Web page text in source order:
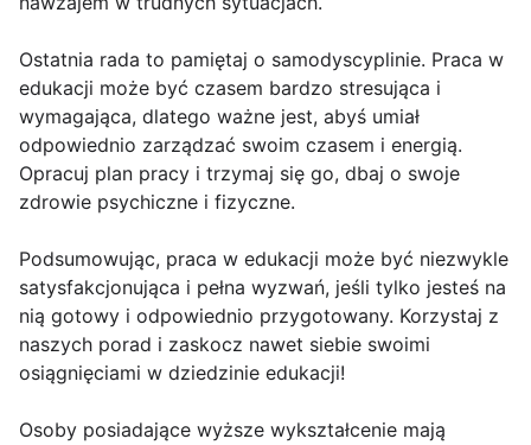
Ostatnia rada to pamiętaj o samodyscyplinie. Praca w
edukacji może być czasem bardzo stresująca i
wymagająca, dlatego ważne jest, abyś umiał
odpowiednio zarządzać swoim czasem i energią.
Opracuj plan pracy i trzymaj się go, dbaj o swoje
zdrowie psychiczne i fizyczne.
Podsumowując, praca w edukacji może być niezwykle
satysfakcjonująca i pełna wyzwań, jeśli tylko jesteś na
nią gotowy i odpowiednio przygotowany. Korzystaj z
naszych porad i zaskocz nawet siebie swoimi
osiągnięciami w dziedzinie edukacji!
Osoby posiadające wyższe wykształcenie mają